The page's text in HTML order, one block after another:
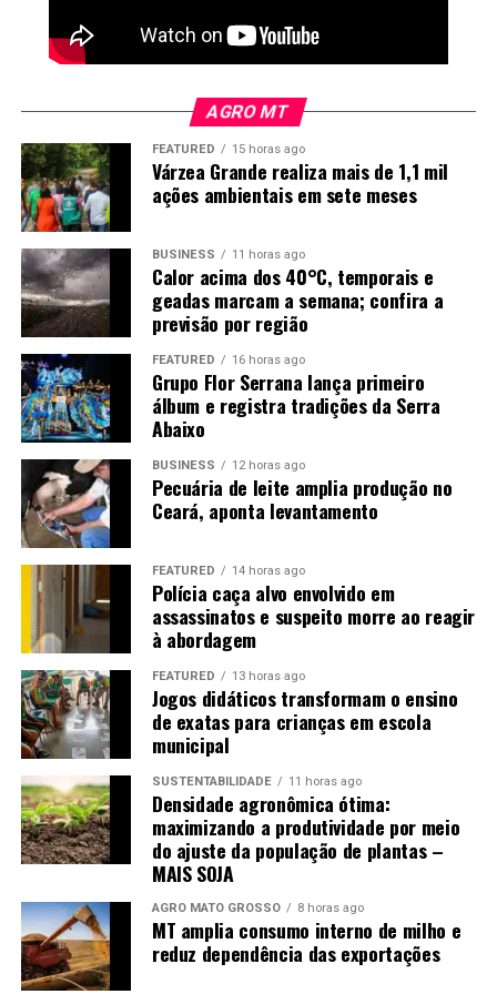
vida teve um custo emocional.
“Abri mão de muita
coisa”, disse. “De estar
perto da minha família, da
minha filha, para estar em
busca da realização dos
sonhos.”
Mesmo assim, ele não desistiu da vida amorosa. No ritmo
das safras, acredita que os relacionamentos podem
surgir nos períodos de entressafra, quando há mais
tempo para sair e conhecer pessoas.
Retrato raro no país
O caso de Mato Grosso chama atenção porque vai na
contramão da realidade nacional. A população brasileira
tem mais mulheres do que homens, resultado de uma
mortalidade masculina mais elevada ao longo da vida,
segundo especialistas ouvidos pelo programa.
O novo retrato dos solteiros no Brasil — Foto: Reprodução/TV Globo
AGRO MT
FEATURED 15 horas ago
Várzea Grande realiza mais de 1,1 mil
ações ambientais em sete meses
BUSINESS 11 horas ago
Calor acima dos 40°C, temporais e
geadas marcam a semana; confira a
previsão por região
FEATURED 16 horas ago
Grupo Flor Serrana lança primeiro
álbum e registra tradições da Serra
Abaixo
BUSINESS 12 horas ago
Pecuária de leite amplia produção no
Ceará, aponta levantamento
FEATURED 14 horas ago
Polícia caça alvo envolvido em
assassinatos e suspeito morre ao reagir
à abordagem
FEATURED 13 horas ago
Jogos didáticos transformam o ensino
de exatas para crianças em escola
municipal
SUSTENTABILIDADE 11 horas ago
Densidade agronômica ótima:
maximizando a produtividade por meio
do ajuste da população de plantas –
MAIS SOJA
AGRO MATO GROSSO 8 horas ago
MT amplia consumo interno de milho e
reduz dependência das exportações